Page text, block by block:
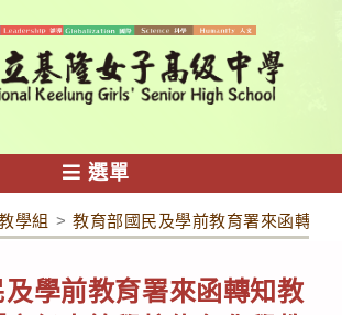
選單
學組 > 教育部國民及學前教育署來函轉知
學前教育署來函轉知教